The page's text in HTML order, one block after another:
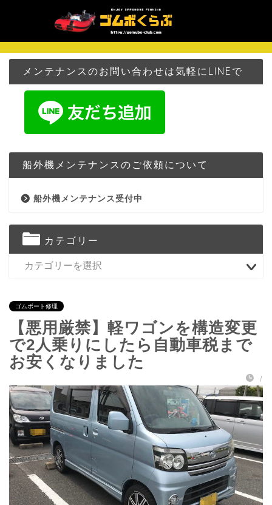
メンテナンスのお問い合わせは気軽にLINEで
船外機メンテナンスのご依頼について
船外機メンテナンス受付中
カテゴリー
ゴムボート修理
【悪用厳禁】軽ワゴンを構造変更
で2人乗りにしたら自動車税まで
お安くなりました
/